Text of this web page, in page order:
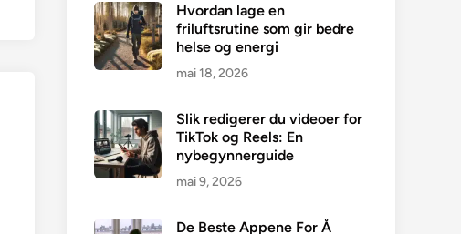
Hvordan lage en
friluftsrutine som gir bedre
helse og energi
mai 18, 2026
Slik redigerer du videoer for
TikTok og Reels: En
nybegynnerguide
mai 9, 2026
De Beste Appene For Å